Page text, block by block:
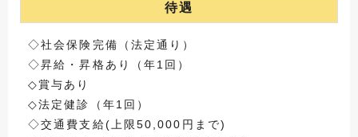
待遇
◇社会保険完備（法定通り）
◇昇給・昇格あり（年1回）
◇賞与あり
◇法定健診（年1回）
◇交通費支給(上限50,000円まで)